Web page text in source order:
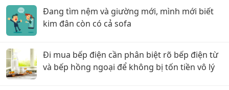
Đang tìm nệm và giường mới, mình mới biết
kim đân còn có cả sofa
Đi mua bếp điện cần phân biệt rõ bếp điện từ
và bếp hồng ngoại để không bị tốn tiền vô lý